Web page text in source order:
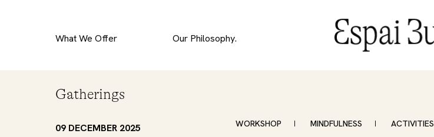
What We Offer Our Philosophy.
Gatherings
09 DECEMBER 2025 WORKSHOP MINDFULNESS ACTIVITIES